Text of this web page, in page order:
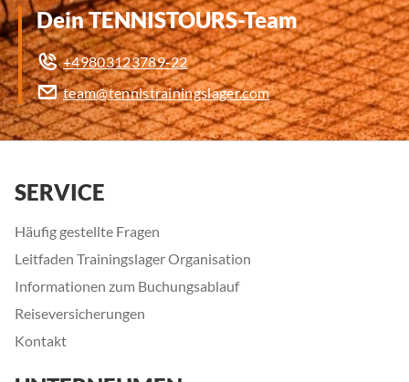
Dein TENNISTOURS-Team
+49803123789-22
team@tennistrainingslager.com
SERVICE
Häufig gestellte Fragen
Leitfaden Trainingslager Organisation
Informationen zum Buchungsablauf
Reiseversicherungen
Kontakt